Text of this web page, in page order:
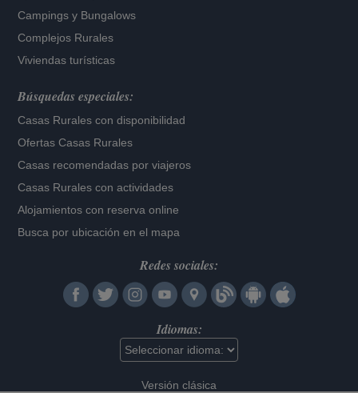
Campings y Bungalows
Complejos Rurales
Viviendas turísticas
Búsquedas especiales:
Casas Rurales con disponibilidad
Ofertas Casas Rurales
Casas recomendadas por viajeros
Casas Rurales con actividades
Alojamientos con reserva online
Busca por ubicación en el mapa
Redes sociales:
Idiomas:
Versión clásica